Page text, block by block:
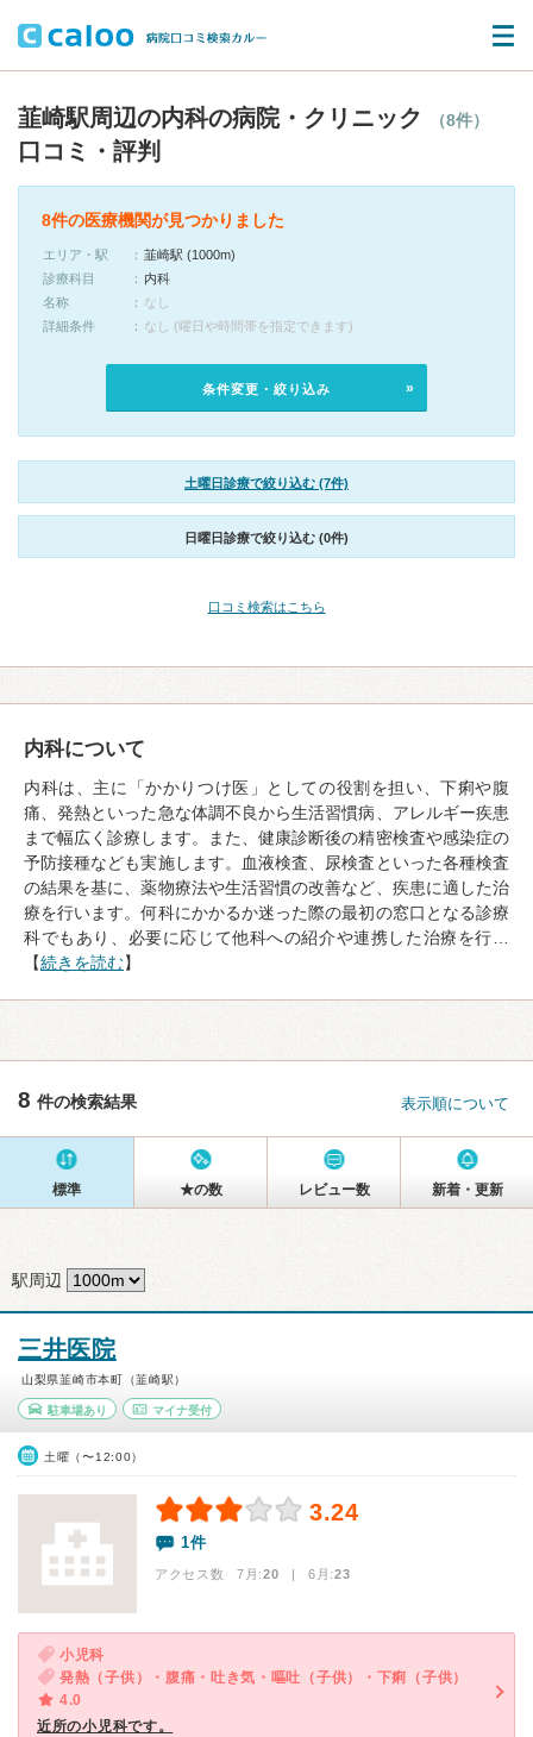
韮崎駅周辺の内科の病院・クリニック （8件）
口コミ・評判
8件の医療機関が見つかりました
エリア・駅
韮崎駅 (1000m)
診療科目
内科
名称
なし
詳細条件
なし (曜日や時間帯を指定できます)
条件変更・絞り込み
土曜日診療で絞り込む (7件)
日曜日診療で絞り込む (0件)
口コミ検索はこちら
内科について
内科は、主に「かかりつけ医」としての役割を担い、下痢や腹
痛、発熱といった急な体調不良から生活習慣病、アレルギー疾患
まで幅広く診療します。また、健康診断後の精密検査や感染症の
予防接種なども実施します。血液検査、尿検査といった各種検査
の結果を基に、薬物療法や生活習慣の改善など、疾患に適した治
療を行います。何科にかかるか迷った際の最初の窓口となる診療
科でもあり、必要に応じて他科への紹介や連携した治療を行…
【続きを読む】
8 件の検索結果 表示順について
標準 ★の数 レビュー数 新着・更新
駅周辺
三井医院
山梨県韮崎市本町（韮崎駅）
駐車場あり マイナ受付
土曜（〜12:00）
3.24
1件
アクセス数 7月:20 | 6月:23
小児科
発熱（子供）・腹痛・吐き気・嘔吐（子供）・下痢（子供）
4.0
近所の小児科です。